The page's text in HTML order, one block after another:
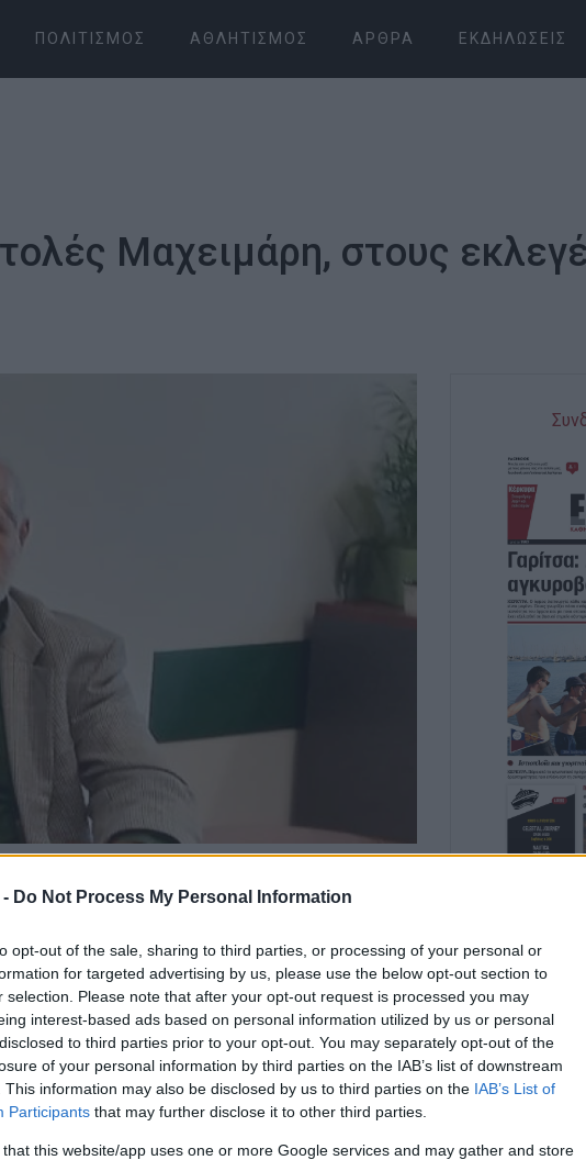
Do Not Process My Personal Information
opt-out of the sale, sharing to third parties, or processing of your personal or
for targeted advertising by us, please use the below opt-out section to
selection. Please note that after your opt-out request is processed you may
interest-based ads based on personal information utilized by us or personal
to third parties prior to your opt-out. You may separately opt-out of the
of your personal information by third parties on the IAB’s list of downstream
This information may also be disclosed by us to third parties on the IAB’s List of
Participants that may further disclose it to other third parties.
that this website/app uses one or more Google services and may gather and store
ΠΟΛΙΤΙΣΜΌΣ ΑΘΛΗΤΙΣΜΌΣ ΆΡΘΡΑ ΕΚΔΗΛΏΣΕΙΣ
Μαχειμάρη, στους
Βασίλη Χειμαριώτη και
ο Δήμαρχος Βόρειας Κέρκυρας Γιώργος
πρώτου και δεύτερου βαθμού στις
κ.Γιάννη Τρεπεκλή: